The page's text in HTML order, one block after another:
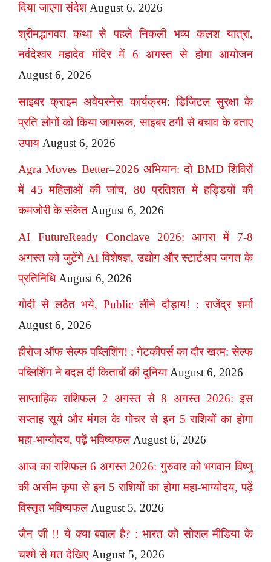
दिया जाएगा संदेश August 6, 2026
श्रीमद्भागवत कथा से पहले निकली भव्य कलश यात्रा,
नर्वदेश्वर महादेव मंदिर में 6 अगस्त से होगा आयोजन
August 6, 2026
साइबर क्राइम अवेयरनेस कार्यक्रम: डिजिटल सुरक्षा के
प्रति लोगों को किया जागरूक, साइबर ठगी से बचाव के बताए
उपाय August 6, 2026
Agra Moves Better–2026 अभियान: दो BMD शिविरों
में 45 महिलाओं की जांच, 80 प्रतिशत में हड्डियों की
कमजोरी के संकेत August 6, 2026
AI FutureReady Conclave 2026: आगरा में 7-8
अगस्त को जुटेंगे AI विशेषज्ञ, उद्योग और स्टार्टअप जगत के
प्रतिनिधि August 6, 2026
गोदी से लठैत भये, Public लीने दौड़ाय! : राजेंद्र शर्मा
August 6, 2026
हीरोज ऑफ सेल्फ पब्लिशिंग! : गेटकीपर्स का दौर खत्म: सेल्फ
पब्लिशिंग ने बदल दी किताबों की दुनिया August 6, 2026
साप्ताहिक राशिफल 2 अगस्त से 8 अगस्त 2026: इस
सप्ताह सूर्य और मंगल के गोचर से इन 5 राशियों का होगा
महा-भाग्योदय, पढ़ें भविष्यफल August 6, 2026
आज का राशिफल 6 अगस्त 2026: गुरुवार को भगवान विष्णु
की असीम कृपा से इन 5 राशियों का होगा महा-भाग्योदय, पढ़ें
विस्तृत भविष्यफल August 5, 2026
जैन जी !! ये क्या बवाल है? : भारत को सोशल मीडिया के
चश्मे से मत देखिए August 5, 2026